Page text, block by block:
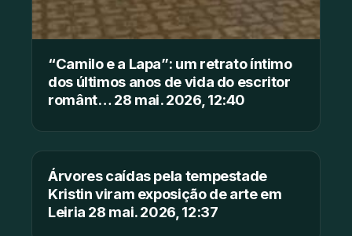
“Camilo e a Lapa”: um retrato íntimo
dos últimos anos de vida do escritor
românt… 28 mai. 2026, 12:40
Árvores caídas pela tempestade
Kristin viram exposição de arte em
Leiria 28 mai. 2026, 12:37